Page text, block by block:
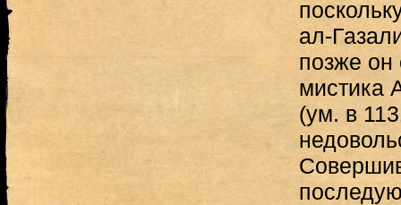
ал-
позже он
мистика
(ум. в